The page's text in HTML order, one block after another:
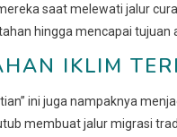
saat melewati jalur
hingga mencapai tujuan
IKLIM
ini juga nampaknya
membuat jalur migrasi